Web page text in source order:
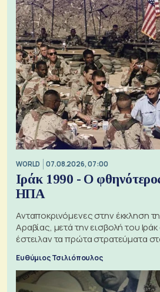
WORLD 07.08.2026, 07:00
Ιράκ 1990 - Ο
ΗΠΑ
Ανταποκρινόμενες στην έκκληση
Αραβίας, μετά την εισβολή του
έστειλαν τα πρώτα στρατεύματα
πόλεμο της ιστορίας τους
Ευθύμιος Τσιλιόπουλος